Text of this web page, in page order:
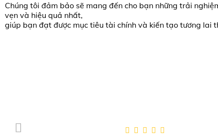
Chúng tôi đảm bảo sẽ mang đến cho bạn những trải
vẹn và hiệu quả nhất,
giúp bạn đạt được mục tiêu tài chính và kiến tạo tương lai